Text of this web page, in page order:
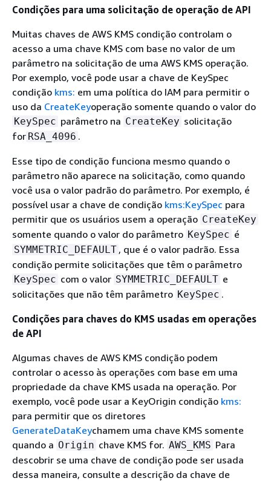
Condições para uma solicitação de operação de API
Muitas chaves de AWS KMS condição controlam o
acesso a uma chave KMS com base no valor de um
parâmetro na solicitação de uma AWS KMS operação.
Por exemplo, você pode usar a chave de KeySpec
condição kms: em uma política do IAM para permitir o
uso da CreateKeyoperação somente quando o valor do
KeySpec parâmetro na CreateKey solicitação
for RSA_4096 .
Esse tipo de condição funciona mesmo quando o
parâmetro não aparece na solicitação, como quando
você usa o valor padrão do parâmetro. Por exemplo, é
possível usar a chave de condição kms:KeySpec para
permitir que os usuários usem a operação CreateKey
somente quando o valor do parâmetro KeySpec é
SYMMETRIC_DEFAULT , que é o valor padrão. Essa
condição permite solicitações que têm o parâmetro
KeySpec com o valor SYMMETRIC_DEFAULT e
solicitações que não têm parâmetro KeySpec .
Condições para chaves do KMS usadas em operações
de API
Algumas chaves de AWS KMS condição podem
controlar o acesso às operações com base em uma
propriedade da chave KMS usada na operação. Por
exemplo, você pode usar a KeyOrigin condição kms:
para permitir que os diretores
GenerateDataKeychamem uma chave KMS somente
quando a Origin chave KMS for. AWS_KMS Para
descobrir se uma chave de condição pode ser usada
dessa maneira, consulte a descrição da chave de